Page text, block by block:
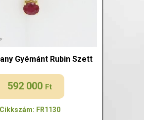
Gyémánt Rubin Szett
592 000 Ft
Cikkszám: FR1130